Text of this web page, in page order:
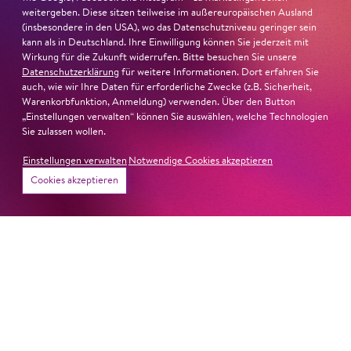
22. Juni 2026
weitergeben. Diese sitzen teilweise im außereuropäischen Ausland
(insbesondere in den USA), wo das Datenschutzniveau geringer sein
kann als in Deutschland. Ihre Einwilligung können Sie jederzeit mit
Wirkung für die Zukunft widerrufen. Bitte besuchen Sie unsere
Datenschutzerklärung für weitere Informationen. Dort erfahren Sie
auch, wie wir Ihre Daten für erforderliche Zwecke (z.B. Sicherheit,
Warenkorbfunktion, Anmeldung) verwenden. Über den Button
„Einstellungen verwalten“ können Sie auswählen, welche Technologien
Sie zulassen wollen.
Einstellungen verwalten Notwendige Cookies akzeptieren
Cookies akzeptieren